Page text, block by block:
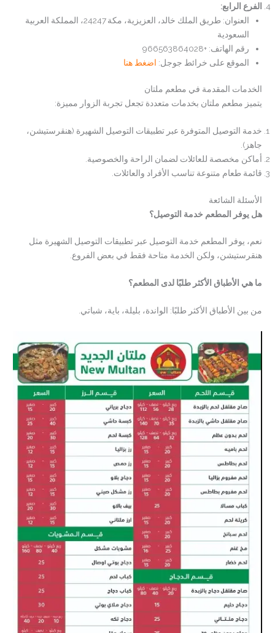
الفرع الرابع:
العنوان: طريق الملك خالد، العزيزية، مكة 24247، المملكة العربية
السعودية
رقم الهاتف: +966563864028
الموقع على خرائط جوجل: اضغط هنا
الخدمات المقدمة في مطعم ملتان
يتميز مطعم ملتان بخدمات متعددة تجعل تجربة الزوار مميزة:
خدمة التوصيل المتوفرة عبر تطبيقات التوصيل الشهيرة (هنقرستيشن،
جاهز).
أماكن مخصصة للعائلات لضمان الراحة والخصوصية.
قائمة طعام متنوعة تناسب الأفراد والعائلات.
الأسئلة الشائعة
هل يوفر المطعم خدمة التوصيل؟
نعم، يوفر المطعم خدمة التوصيل عبر تطبيقات التوصيل الشهيرة مثل
هنقرستيشن، ولكن الخدمة متاحة فقط في بعض الفروع.
ما هي الأطباق الأكثر طلبًا لدى المطعم؟
من بين الأطباق الأكثر طلبًا: الواندة، بليلة، باية، شباتي.